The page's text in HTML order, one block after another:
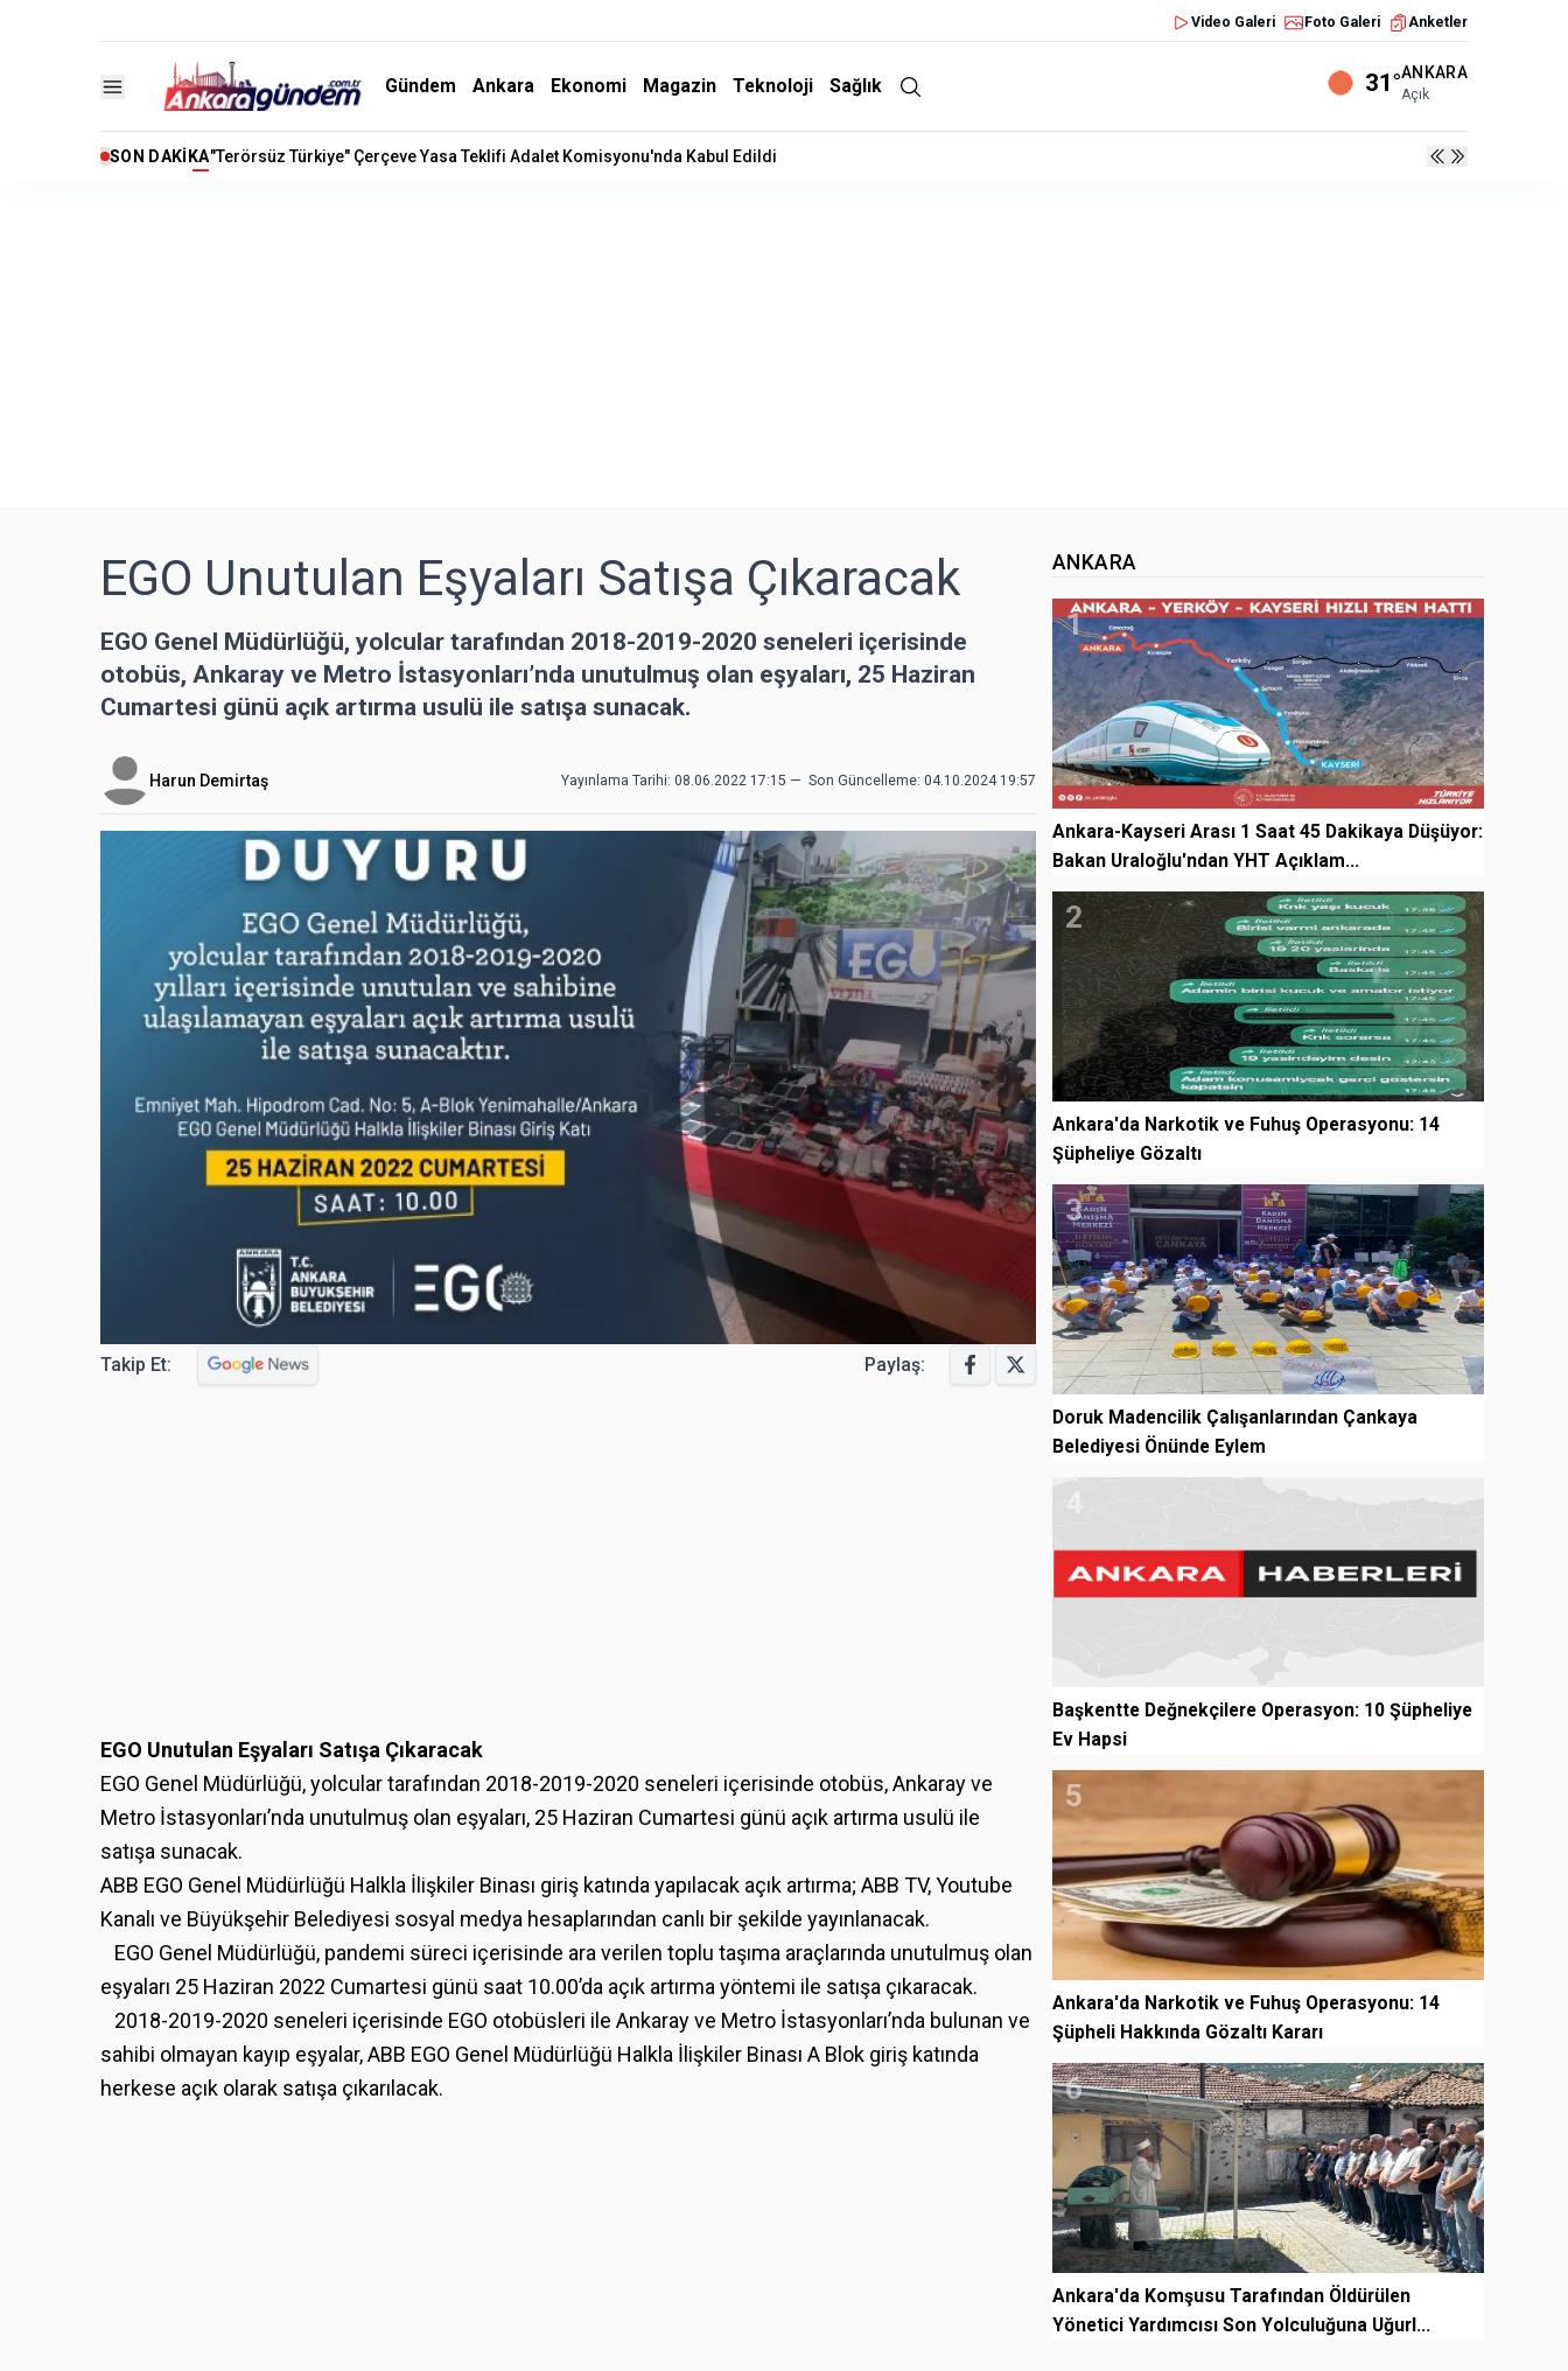
Video Galeri Foto Galeri Anketler
Gündem Ankara Ekonomi Magazin Teknoloji Sağlık 31°ANKARA
Açık
SON DAKIKA"Terörsüz Türkiye" Çerçeve Yasa Teklifi Adalet Komisyonu'nda Kabul Edildi
EGO Unutulan Eşyaları Satışa Çıkaracak
EGO Genel Müdürlüğü, yolcular tarafından 2018-2019-2020 seneleri içerisinde
otobüs, Ankaray ve Metro İstasyonları’nda unutulmuş olan eşyaları, 25 Haziran
Cumartesi günü açık artırma usulü ile satışa sunacak.
Harun Demirtaş Yayınlama Tarihi: 08.06.2022 17:15 — Son Güncelleme: 04.10.2024 19:57
Takip Et: Paylaş:
EGO Unutulan Eşyaları Satışa Çıkaracak
EGO Genel Müdürlüğü, yolcular tarafından 2018-2019-2020 seneleri içerisinde otobüs, Ankaray ve
Metro İstasyonları’nda unutulmuş olan eşyaları, 25 Haziran Cumartesi günü açık artırma usulü ile
satışa sunacak.
ABB EGO Genel Müdürlüğü Halkla İlişkiler Binası giriş katında yapılacak açık artırma; ABB TV, Youtube
Kanalı ve Büyükşehir Belediyesi sosyal medya hesaplarından canlı bir şekilde yayınlanacak.
EGO Genel Müdürlüğü, pandemi süreci içerisinde ara verilen toplu taşıma araçlarında unutulmuş olan
eşyaları 25 Haziran 2022 Cumartesi günü saat 10.00’da açık artırma yöntemi ile satışa çıkaracak.
2018-2019-2020 seneleri içerisinde EGO otobüsleri ile Ankaray ve Metro İstasyonları’nda bulunan ve
sahibi olmayan kayıp eşyalar, ABB EGO Genel Müdürlüğü Halkla İlişkiler Binası A Blok giriş katında
herkese açık olarak satışa çıkarılacak.
ANKARA
1
Ankara-Kayseri Arası 1 Saat 45 Dakikaya Düşüyor:
Bakan Uraloğlu'ndan YHT Açıklam...
2
Ankara'da Narkotik ve Fuhuş Operasyonu: 14
Şüpheliye Gözaltı
3
Doruk Madencilik Çalışanlarından Çankaya
Belediyesi Önünde Eylem
4
Başkentte Değnekçilere Operasyon: 10 Şüpheliye
Ev Hapsi
5
Ankara'da Narkotik ve Fuhuş Operasyonu: 14
Şüpheli Hakkında Gözaltı Kararı
6
Ankara'da Komşusu Tarafından Öldürülen
Yönetici Yardımcısı Son Yolculuğuna Uğurl...